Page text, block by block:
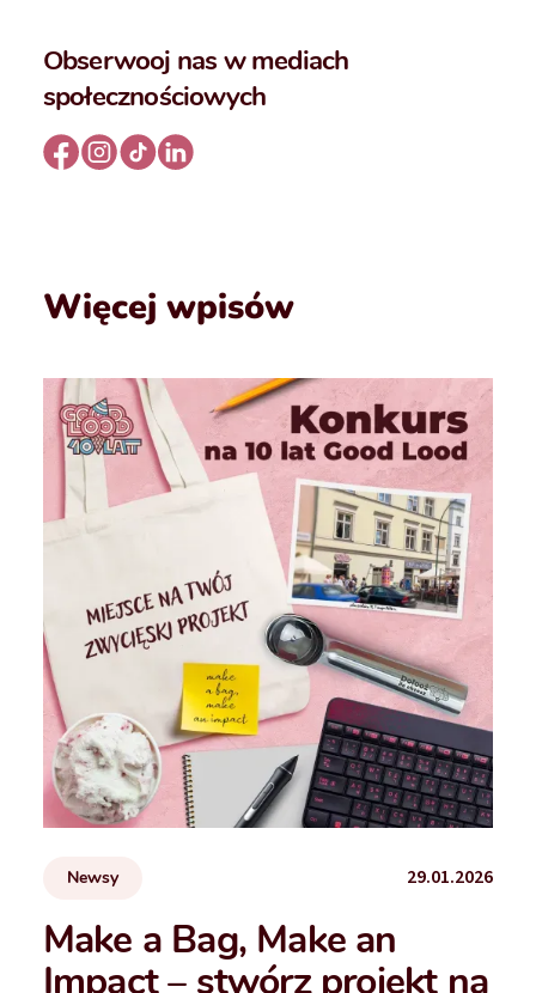
Obserwooj nas w mediach
społecznościowych
Więcej wpisów
Newsy 29.01.2026
Make a Bag, Make an
Impact – stwórz projekt na